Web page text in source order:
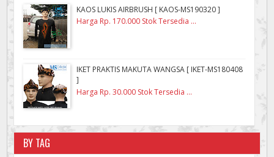
KAOS LUKIS AIRBRUSH [ KAOS-MS190320 ]
Harga Rp. 170.000 Stok Tersedia ...
IKET PRAKTIS MAKUTA WANGSA [ IKET-MS180408
]
Harga Rp. 30.000 Stok Tersedia ...
BY TAG